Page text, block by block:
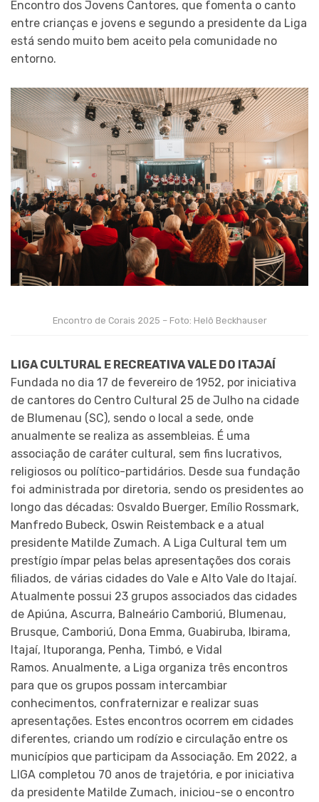
Encontro dos Jovens Cantores, que fomenta o canto
entre crianças e jovens e segundo a presidente da Liga
está sendo muito bem aceito pela comunidade no
entorno.
Encontro de Corais 2025 – Foto: Helô Beckhauser
LIGA CULTURAL E RECREATIVA VALE DO ITAJAÍ
Fundada no dia 17 de fevereiro de 1952, por iniciativa
de cantores do Centro Cultural 25 de Julho na cidade
de Blumenau (SC), sendo o local a sede, onde
anualmente se realiza as assembleias. É uma
associação de caráter cultural, sem fins lucrativos,
religiosos ou político-partidários. Desde sua fundação
foi administrada por diretoria, sendo os presidentes ao
longo das décadas: Osvaldo Buerger, Emílio Rossmark,
Manfredo Bubeck, Oswin Reistemback e a atual
presidente Matilde Zumach. A Liga Cultural tem um
prestígio ímpar pelas belas apresentações dos corais
filiados, de várias cidades do Vale e Alto Vale do Itajaí.
Atualmente possui 23 grupos associados das cidades
de Apiúna, Ascurra, Balneário Camboriú, Blumenau,
Brusque, Camboriú, Dona Emma, Guabiruba, Ibirama,
Itajaí, Ituporanga, Penha, Timbó, e Vidal
Ramos. Anualmente, a Liga organiza três encontros
para que os grupos possam intercambiar
conhecimentos, confraternizar e realizar suas
apresentações. Estes encontros ocorrem em cidades
diferentes, criando um rodízio e circulação entre os
municípios que participam da Associação. Em 2022, a
LIGA completou 70 anos de trajetória, e por iniciativa
da presidente Matilde Zumach, iniciou-se o encontro